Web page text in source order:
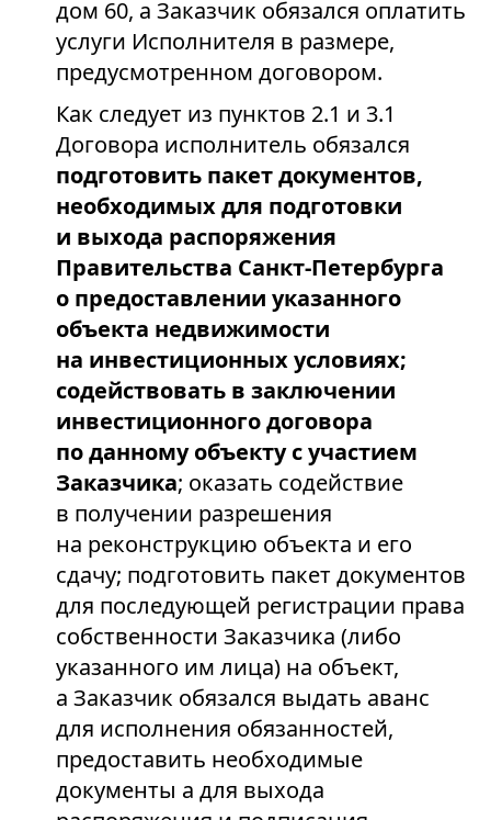
дом 60, а Заказчик обязался оплатить
услуги Исполнителя в размере,
предусмотренном договором.
Как следует из пунктов 2.1 и 3.1
Договора исполнитель обязался
подготовить пакет документов,
необходимых для подготовки
и выхода распоряжения
Правительства Санкт-Петербурга
о предоставлении указанного
объекта недвижимости
на инвестиционных условиях;
содействовать в заключении
инвестиционного договора
по данному объекту с участием
Заказчика; оказать содействие
в получении разрешения
на реконструкцию объекта и его
сдачу; подготовить пакет документов
для последующей регистрации права
собственности Заказчика (либо
указанного им лица) на объект,
а Заказчик обязался выдать аванс
для исполнения обязанностей,
предоставить необходимые
документы а для выхода